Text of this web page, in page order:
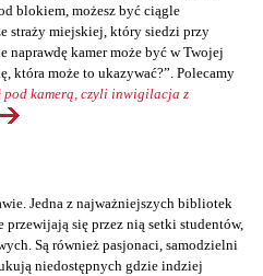
blokiem, możesz być ciągle
straży miejskiej, który siedzi przy
naprawdę kamer może być w Twojej
która może to ukazywać?”. Polecamy
pod kamerą, czyli inwigilacja z
Jedna z najważniejszych bibliotek
się przez nią setki studentów,
Są również pasjonaci, samodzielni
niedostępnych gdzie indziej